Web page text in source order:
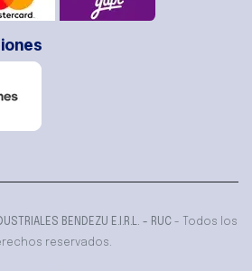
BENDEZU E.I.R.L. - RUC - Todos los
reservados.